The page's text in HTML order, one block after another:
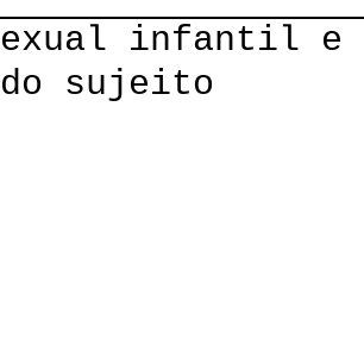
infantil e
sujeito